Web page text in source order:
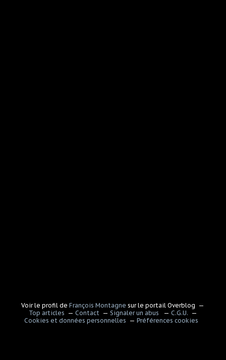
Voir le profil deFrançois Montagne sur le portail Overblog
Top articles
Contact Signaler un abus
C.G.U.
Cookies et données personnelles
Préférences cookies